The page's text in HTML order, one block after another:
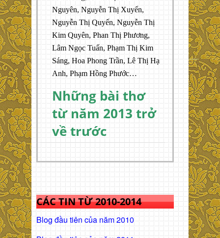
Nguyên, Nguyễn Thị Xuyến,
Nguyễn Thị Quyến, Nguyễn Thị
Kim Quyên, Phan Thị Phương,
Lâm Ngọc Tuấn, Phạm Thị Kim
Sáng, Hoa Phong Trần, Lê Thị Hạ
Anh, Phạm Hồng Phước…
Những bài thơ
từ năm 2013 trở
về trước
CÁC TIN TỪ 2010-2014
Blog đầu tiên của năm 2010